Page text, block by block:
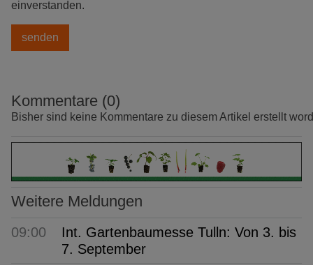
einverstanden.
Kommentare (0)
Bisher sind keine Kommentare zu diesem Artikel erstellt
Weitere Meldungen
09:00
Int. Gartenbaumesse Tulln: Von 3. bis
7. September